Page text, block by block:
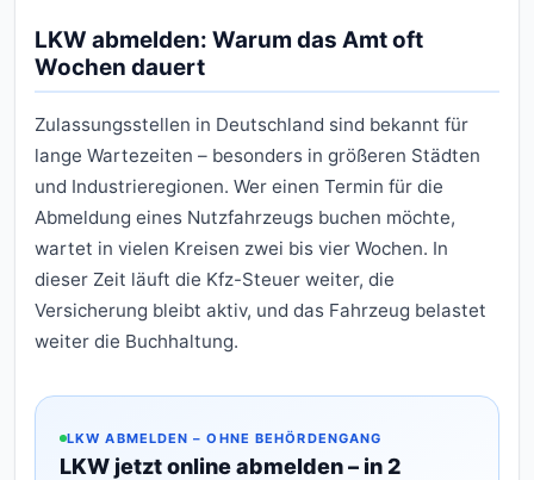
LKW abmelden: Warum das Amt oft
Wochen dauert
Zulassungsstellen in Deutschland sind bekannt für
lange Wartezeiten – besonders in größeren Städten
und Industrieregionen. Wer einen Termin für die
Abmeldung eines Nutzfahrzeugs buchen möchte,
wartet in vielen Kreisen zwei bis vier Wochen. In
dieser Zeit läuft die Kfz-Steuer weiter, die
Versicherung bleibt aktiv, und das Fahrzeug belastet
weiter die Buchhaltung.
LKW ABMELDEN – OHNE BEHÖRDENGANG
LKW jetzt online abmelden – in 2